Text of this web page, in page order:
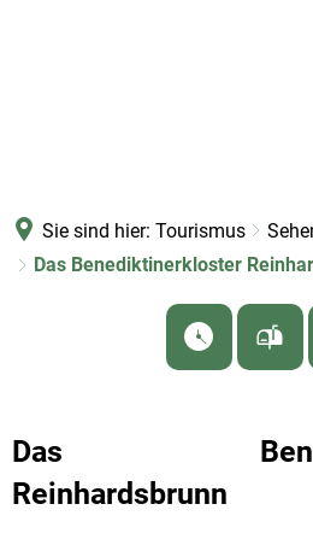
Sie sind hier: Tourismus
Das Benediktinerkloster
Das
Benediktinerkloster
Das
Reinhardsbrunn